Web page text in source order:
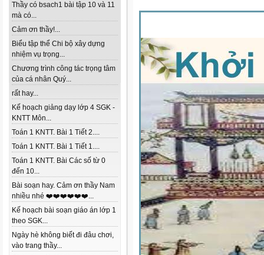
Thầy có bsach1 bài tập 10 và 11
mà có...
Cảm ơn thầy!...
Biểu tập thể Chi bộ xây dựng
nhiệm vụ trọng...
Chương trình công tác trọng tâm
của cá nhân Quý...
rất hay...
Kế hoạch giảng dạy lớp 4 SGK -
KNTT Môn...
Toán 1 KNTT. Bài 1 Tiết 2....
Toán 1 KNTT. Bài 1 Tiết 1....
Toán 1 KNTT. Bài Các số từ 0
đến 10...
Bài soạn hay. Cảm ơn thầy Nam
nhiều nhé ❤️❤️❤️❤️❤️❤️...
Kế hoạch bài soạn giáo án lớp 1
theo SGK...
Ngày hè không biết đi đâu chơi,
vào trang thầy...